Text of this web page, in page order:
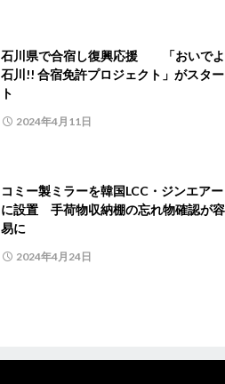
石川県で合宿し復興応援 「おいでよ
石川!! 合宿免許プロジェクト」がスター
ト
2024年4月11日
コミー製ミラーを韓国LCC・ジンエアー
に設置 手荷物収納棚の忘れ物確認が容
易に
2024年4月24日